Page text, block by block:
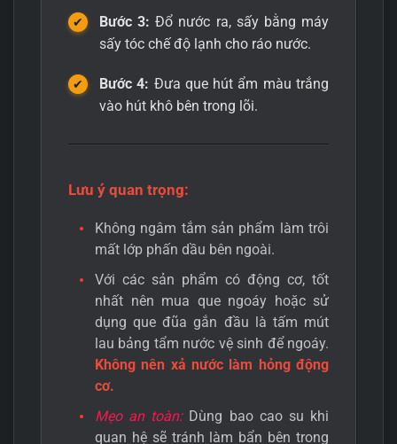
Bước 3: Đổ nước ra, sấy bằng máy
sấy tóc chế độ lạnh cho ráo nước.
Bước 4: Đưa que hút ẩm màu trắng
vào hút khô bên trong lõi.
Lưu ý quan trọng:
Không ngâm tắm sản phẩm làm trôi
mất lớp phấn dầu bên ngoài.
Với các sản phẩm có động cơ, tốt
nhất nên mua que ngoáy hoặc sử
dụng que đũa gắn đầu là tấm mút
lau bảng tẩm nước vệ sinh để ngoáy.
Không nên xả nước làm hỏng động
cơ.
Mẹo an toàn:Dùng bao cao su khi
quan hệ sẽ tránh làm bẩn bên trong